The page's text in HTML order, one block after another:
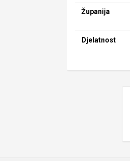
Županija
Djelatnost